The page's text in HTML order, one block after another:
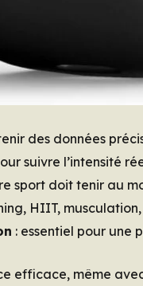
des données
suivre l’intensité
sport doit tenir au
HIIT,
: essentiel pour une
efficace, même